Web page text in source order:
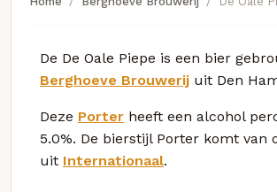
De De Oale Piepe is een bier
Berghoeve Brouwerij uit Den
Deze Porter heeft een alcohol
5.0%. De bierstijl Porter komt van
uit Internationaal.